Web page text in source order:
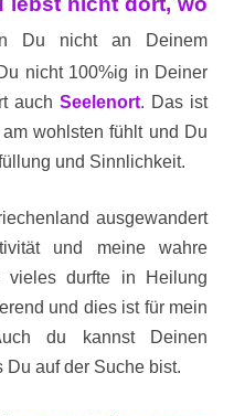
Du nicht an Deinem
nicht 100%ig in Deiner
auch Seelenort. Das ist
wohlsten fühlt und Du
und Sinnlichkeit.
ausgewandert
und meine wahre
vieles durfte in Heilung
und dies ist für mein
du kannst Deinen
auf der Suche bist.